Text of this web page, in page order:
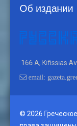
Об издании
166 A, Kifissias
email:
© 2026